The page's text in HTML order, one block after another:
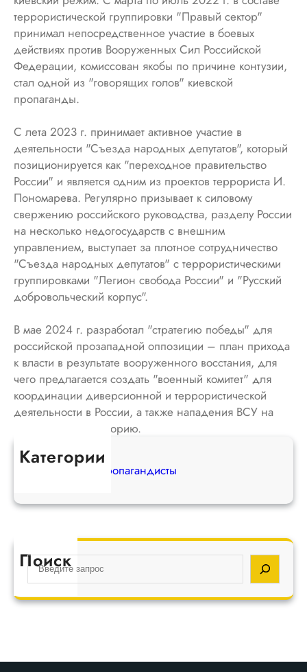
террористической группировки "Правый сектор"
принимал непосредственное участие в боевых
действиях против Вооруженных Сил Российской
Федерации, комиссован якобы по причине контузии,
стал одной из "говорящих голов" киевской
пропаганды.
С лета 2023 г. принимает активное участие в
деятельности "Съезда народных депутатов", который
позиционируется как "переходное правительство
России" и является одним из проектов террориста И.
Пономарева. Регулярно призывает к силовому
свержению российского руководства, разделу России
на несколько недогосударств с внешним
управлением, выступает за плотное сотрудничество
"Съезда народных депутатов" с террористическими
группировками "Легион свобода России" и "Русский
добровольческий корпус".
В мае 2024 г. разработал "стратегию победы" для
российской прозападной оппозиции – план прихода
к власти в результате вооруженного восстания, для
чего предлагается создать "военный комитет" для
координации диверсионной и террористической
деятельности в России, а также нападения ВСУ на
российскую территорию.
Категории
Вражеские пропагандисты
Поиск
S
e
a